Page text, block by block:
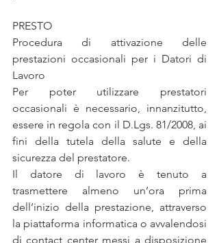
PRESTO
Procedura di attivazione delle
prestazioni occasionali per i Datori di
Lavoro
Per poter utilizzare prestatori
occasionali è necessario, innanzitutto,
essere in regola con il D.Lgs. 81/2008, ai
fini della tutela della salute e della
sicurezza del prestatore.
Il datore di lavoro è tenuto a
trasmettere almeno un’ora prima
dell’inizio della prestazione, attraverso
la piattaforma informatica o avvalendosi
di contact center messi a disposizione